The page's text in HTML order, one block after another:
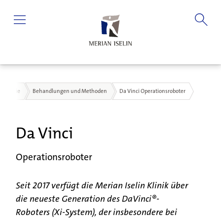
Urologie Behandlungen und Methoden Da Vinci Operationsroboter
Da Vinci
Operationsroboter
Seit 2017 verfügt die Merian Iselin Klinik über
die neueste Generation des DaVinci®-
Roboters (Xi-System), der insbesondere bei